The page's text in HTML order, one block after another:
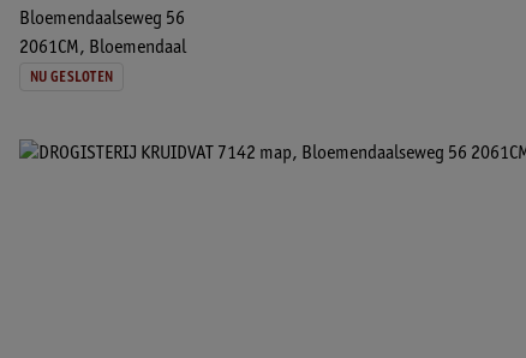
Bloemendaalseweg 56
2061CM
Bloemendaal
NU GESLOTEN